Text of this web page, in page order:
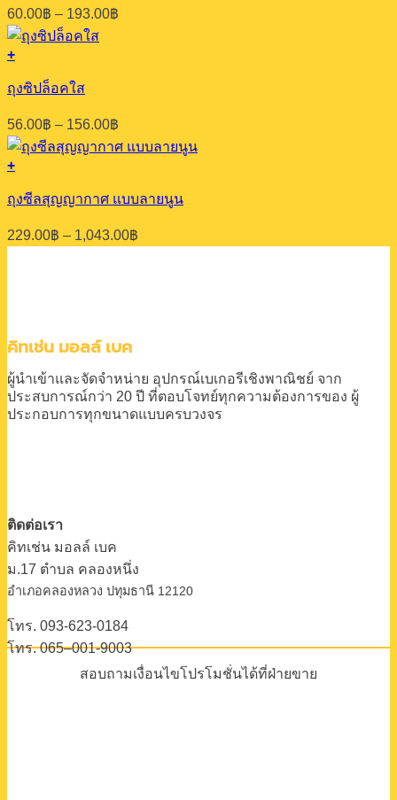
on
the
product
page
multiple
variants.
The
options
be
chosen
on
the
product
page
60.00฿ – 193.00฿
+
product
has
multiple
variants.
The
options
be
chosen
on
the
ถุงซิปล็อคใส
56.00฿ – 156.00฿
56.00฿
156.00฿
+
product
has
multiple
variants.
on
the
product
page
ถุงซีลสุญญากาศ แบบลายนูน
229.00฿ – 1,043.00฿
range:
คิทเช่น มอลล์ เบค
ผู้นำเข้าและจัดจำหน่าย อุปกรณ์เบเกอรีเชิงพาณิชย์ จาก
ประสบการณ์กว่า 20 ปี ที่ตอบโจทย์ทุกความต้องการของ ผู้
ประกอบการทุกขนาดแบบครบวงจร
ติดต่อเรา
คิทเช่น มอลล์ เบค
ม.17 ตําบล คลองหนึ่ง
อําเภอคลองหลวง ปทุมธานี 12120
โทร. 093-623-0184
โทร. 065–001-9003
สอบถามเงื่อนไขโปรโมชั่นได้ที่ฝ่ายขาย